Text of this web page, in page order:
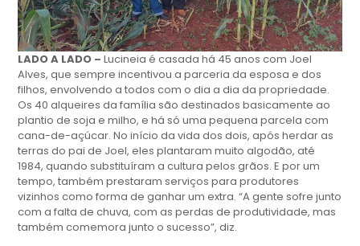
LADO A LADO – Lucineia é casada há 45 anos com Joel
Alves, que sempre incentivou a parceria da esposa e dos
filhos, envolvendo a todos com o dia a dia da propriedade.
Os 40 alqueires da família são destinados basicamente ao
plantio de soja e milho, e há só uma pequena parcela com
cana-de-açúcar. No início da vida dos dois, após herdar as
terras do pai de Joel, eles plantaram muito algodão, até
1984, quando substituíram a cultura pelos grãos. E por um
tempo, também prestaram serviços para produtores
vizinhos como forma de ganhar um extra. “A gente sofre junto
com a falta de chuva, com as perdas de produtividade, mas
também comemora junto o sucesso”, diz.